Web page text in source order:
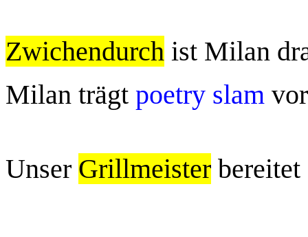
Zwichendurch ist Milan
Milan trägt poetry slam
Unser Grillmeister bereitet